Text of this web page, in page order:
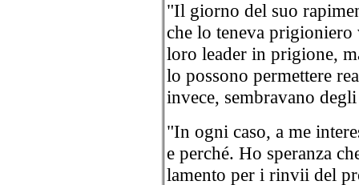
"Il giorno del suo
che lo teneva
loro leader in prigione,
lo possono permettere
invece, sembravano
"In ogni caso, a me
e perché. Ho speranza
lamento per i rinvii del